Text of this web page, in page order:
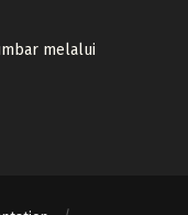
melalui